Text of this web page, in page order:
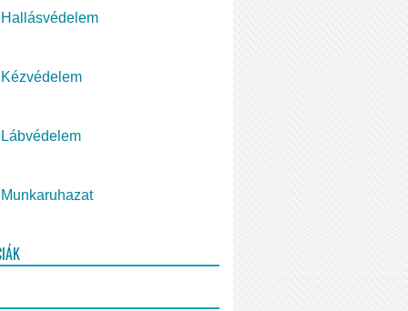
Hallásvédelem
Kézvédelem
Lábvédelem
Munkaruhazat